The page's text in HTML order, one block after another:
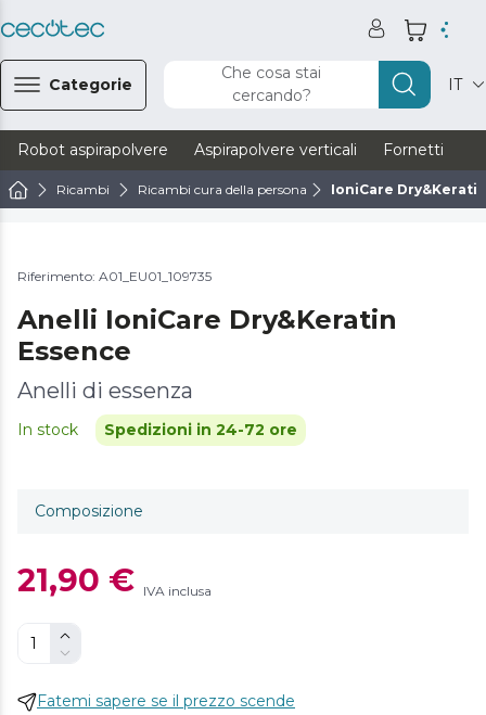
Categorie
Che cosa stai
cercando?
IT
Robot aspirapolvere Aspirapolvere verticali Fornetti
Ricambi Ricambi cura della persona IoniCare
Riferimento: A01_EU01_109735
Anelli IoniCare Dry&Keratin
Essence
Anelli di essenza
In stock Spedizioni in 24-72 ore
Composizione
21,90 € IVA inclusa
Fatemi sapere se il prezzo scende